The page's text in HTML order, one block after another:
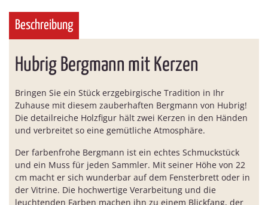
Beschreibung
Hubrig Bergmann mit Kerzen
Bringen Sie ein Stück erzgebirgische Tradition in Ihr
Zuhause mit diesem zauberhaften Bergmann von Hubrig!
Die detailreiche Holzfigur hält zwei Kerzen in den Händen
und verbreitet so eine gemütliche Atmosphäre.
Der farbenfrohe Bergmann ist ein echtes Schmuckstück
und ein Muss für jeden Sammler. Mit seiner Höhe von 22
cm macht er sich wunderbar auf dem Fensterbrett oder in
der Vitrine. Die hochwertige Verarbeitung und die
leuchtenden Farben machen ihn zu einem Blickfang, der